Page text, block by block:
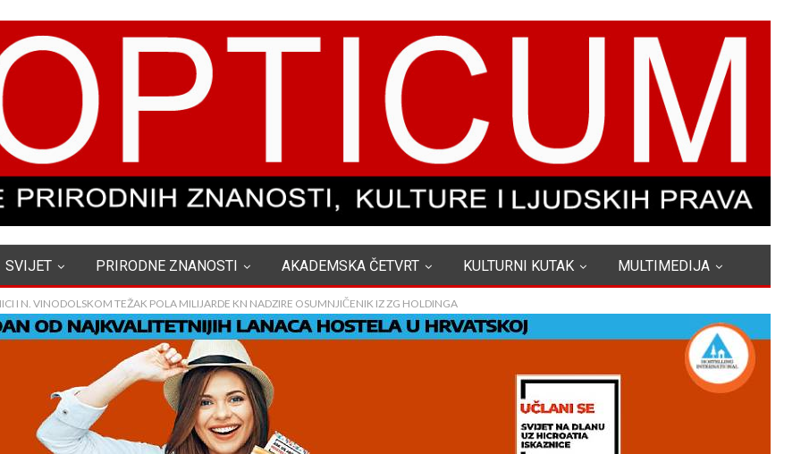
SVIJET PRIRODNE ZNANOSTI AKADEMSKA ČETVRT KULTURNI KUTAK MULTIMEDIJA
I N. VINODOLSKOM TEŽAK POLA MILIJARDE KN NADZIRE OSUMNJIČENIK IZ ZG HOLDINGA